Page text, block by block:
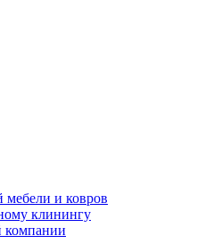
мебели и ковров
клинингу
компании